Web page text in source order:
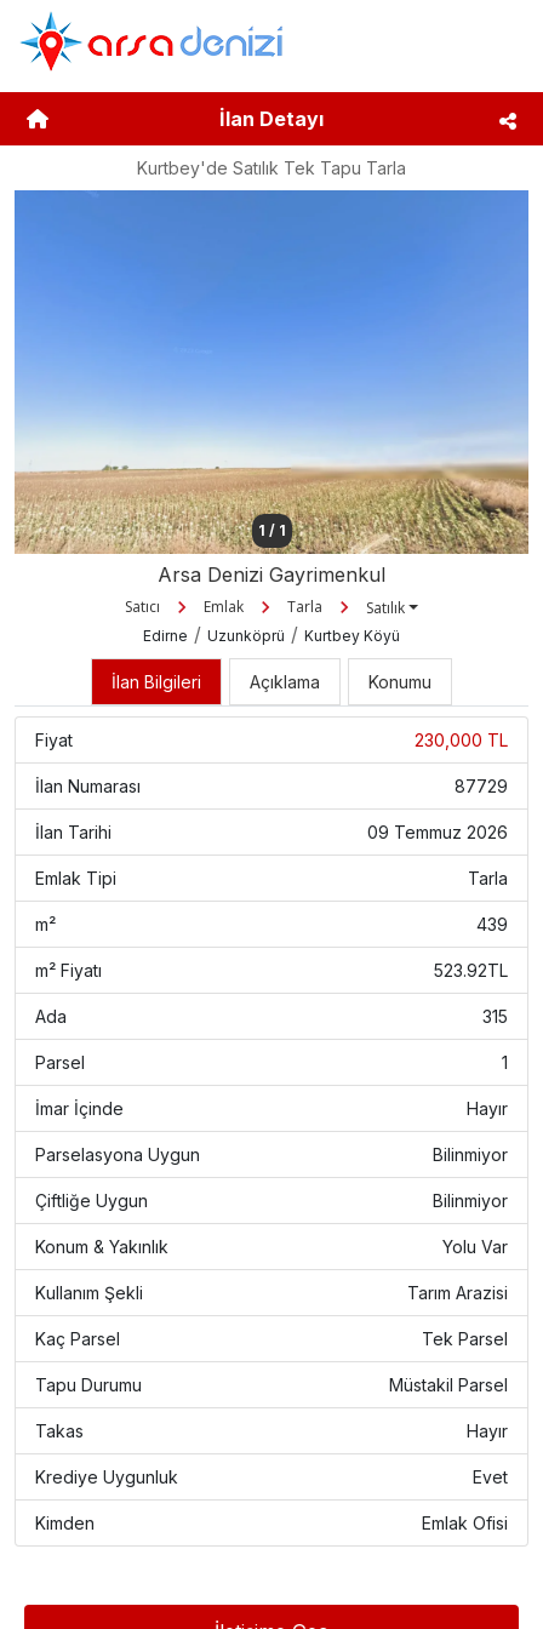
İlan Detayı
Kurtbey'de Satılık Tek Tapu Tarla
1 / 1
Arsa Denizi Gayrimenkul
Satıcı Emlak Tarla Satılık
Edirne / Uzunköprü / Kurtbey Köyü
İlan Bilgileri Açıklama Konumu
Fiyat 230,000 TL
İlan Numarası 87729
İlan Tarihi 09 Temmuz 2026
Emlak Tipi Tarla
m² 439
m² Fiyatı 523.92TL
Ada 315
Parsel 1
İmar İçinde Hayır
Parselasyona Uygun Bilinmiyor
Çiftliğe Uygun Bilinmiyor
Konum & Yakınlık Yolu Var
Kullanım Şekli Tarım Arazisi
Kaç Parsel Tek Parsel
Tapu Durumu Müstakil Parsel
Takas Hayır
Krediye Uygunluk Evet
Kimden Emlak Ofisi